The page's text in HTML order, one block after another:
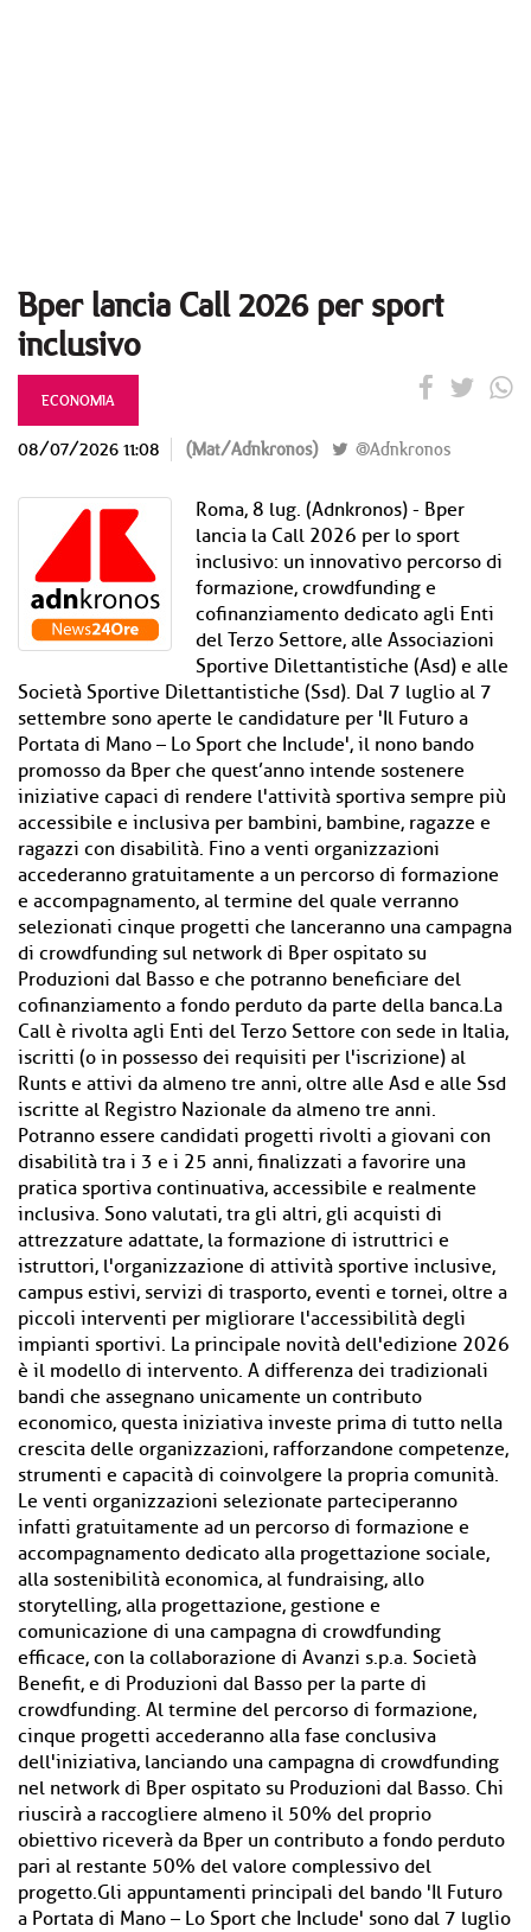
Bper lancia Call 2026 per sport
inclusivo
ECONOMIA
08/07/2026 11:08 (Mat/Adnkronos) @Adnkronos
Roma, 8 lug. (Adnkronos) - Bper
lancia la Call 2026 per lo sport
inclusivo: un innovativo percorso di
formazione, crowdfunding e
cofinanziamento dedicato agli Enti
del Terzo Settore, alle Associazioni
Sportive Dilettantistiche (Asd) e alle
Società Sportive Dilettantistiche (Ssd). Dal 7 luglio al 7
settembre sono aperte le candidature per 'Il Futuro a
Portata di Mano – Lo Sport che Include', il nono bando
promosso da Bper che quest’anno intende sostenere
iniziative capaci di rendere l'attività sportiva sempre più
accessibile e inclusiva per bambini, bambine, ragazze e
ragazzi con disabilità. Fino a venti organizzazioni
accederanno gratuitamente a un percorso di formazione
e accompagnamento, al termine del quale verranno
selezionati cinque progetti che lanceranno una campagna
di crowdfunding sul network di Bper ospitato su
Produzioni dal Basso e che potranno beneficiare del
cofinanziamento a fondo perduto da parte della banca.La
Call è rivolta agli Enti del Terzo Settore con sede in Italia,
iscritti (o in possesso dei requisiti per l'iscrizione) al
Runts e attivi da almeno tre anni, oltre alle Asd e alle Ssd
iscritte al Registro Nazionale da almeno tre anni.
Potranno essere candidati progetti rivolti a giovani con
disabilità tra i 3 e i 25 anni, finalizzati a favorire una
pratica sportiva continuativa, accessibile e realmente
inclusiva. Sono valutati, tra gli altri, gli acquisti di
attrezzature adattate, la formazione di istruttrici e
istruttori, l'organizzazione di attività sportive inclusive,
campus estivi, servizi di trasporto, eventi e tornei, oltre a
piccoli interventi per migliorare l'accessibilità degli
impianti sportivi. La principale novità dell'edizione 2026
è il modello di intervento. A differenza dei tradizionali
bandi che assegnano unicamente un contributo
economico, questa iniziativa investe prima di tutto nella
crescita delle organizzazioni, rafforzandone competenze,
strumenti e capacità di coinvolgere la propria comunità.
Le venti organizzazioni selezionate parteciperanno
infatti gratuitamente ad un percorso di formazione e
accompagnamento dedicato alla progettazione sociale,
alla sostenibilità economica, al fundraising, allo
storytelling, alla progettazione, gestione e
comunicazione di una campagna di crowdfunding
efficace, con la collaborazione di Avanzi s.p.a. Società
Benefit, e di Produzioni dal Basso per la parte di
crowdfunding. Al termine del percorso di formazione,
cinque progetti accederanno alla fase conclusiva
dell'iniziativa, lanciando una campagna di crowdfunding
nel network di Bper ospitato su Produzioni dal Basso. Chi
riuscirà a raccogliere almeno il 50% del proprio
obiettivo riceverà da Bper un contributo a fondo perduto
pari al restante 50% del valore complessivo del
progetto.Gli appuntamenti principali del bando 'Il Futuro
a Portata di Mano – Lo Sport che Include' sono dal 7 luglio